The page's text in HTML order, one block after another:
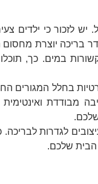
לזכור כי ילדים
בריכה יוצרת
במים. כך, תוכלו
בחלל המגורים
מבודדת
לגדרות
שלכם.